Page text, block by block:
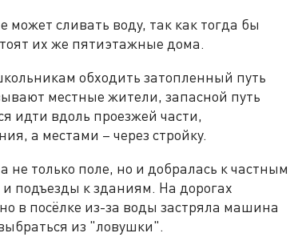
сливать воду, так как тогда бы
их же пятиэтажные дома.
обходить затопленный путь
местные жители, запасной путь
идти вдоль проезжей части,
а местами – через стройку.
не только поле, но и добралась к частным
подъезды к зданиям. На дорогах
в посёлке из-за воды застряла машина
из "ловушки".